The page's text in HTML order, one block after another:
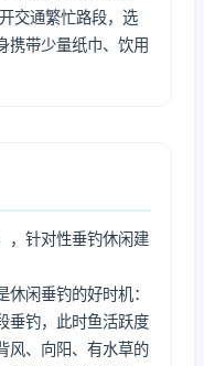
交通繁忙路段，选
携带少量纸巾、饮用
，针对性垂钓休闲建
闲垂钓的好时机：
垂钓，此时鱼活跃度
风、向阳、有水草的